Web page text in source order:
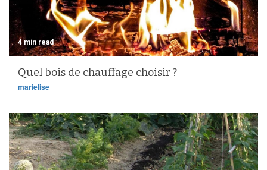
4 min read
Quel bois de chauffage choisir ?
marielise